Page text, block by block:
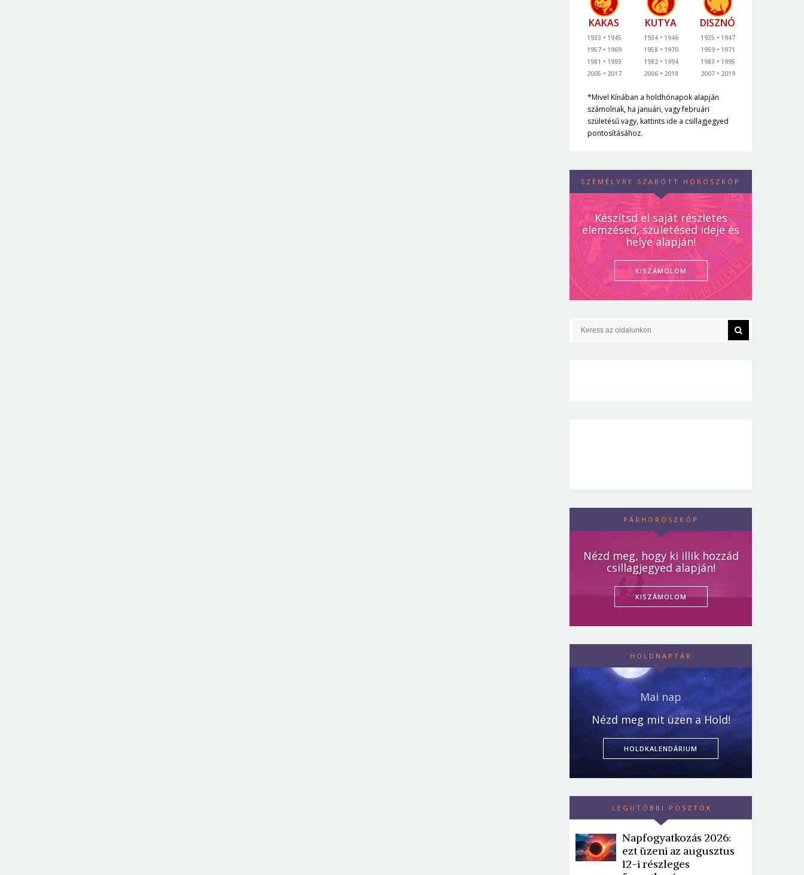
KAKAS
1933
1945
1957
1969
1981
1993
2005
2017
KUTYA
1934
1946
1958
1970
1982
1994
2006
2018
DISZNÓ
1935
1947
1959
1971
1983
1995
2007
2019
*Mivel Kínában a holdhónapok alapján
számolnak, ha januári, vagy februári
születésű vagy, kattints ide a csillagjegyed
pontosításához.
SZEMÉLYRE SZABOTT HOROSZKÓP
Készítsd el saját részletes
elemzésed, születésed ideje és
helye alapján!
KISZÁMOLOM
PÁRHOROSZKÓP
Nézd meg, hogy ki illik hozzád
csillagjegyed alapján!
KISZÁMOLOM
HOLDNAPTÁR
Mai nap
Nézd meg mit üzen a Hold!
HOLDKALENDÁRIUM
LEGUTÓBBI POSZTOK
Napfogyatkozás 2026:
ezt üzeni az augusztus
12-i részleges